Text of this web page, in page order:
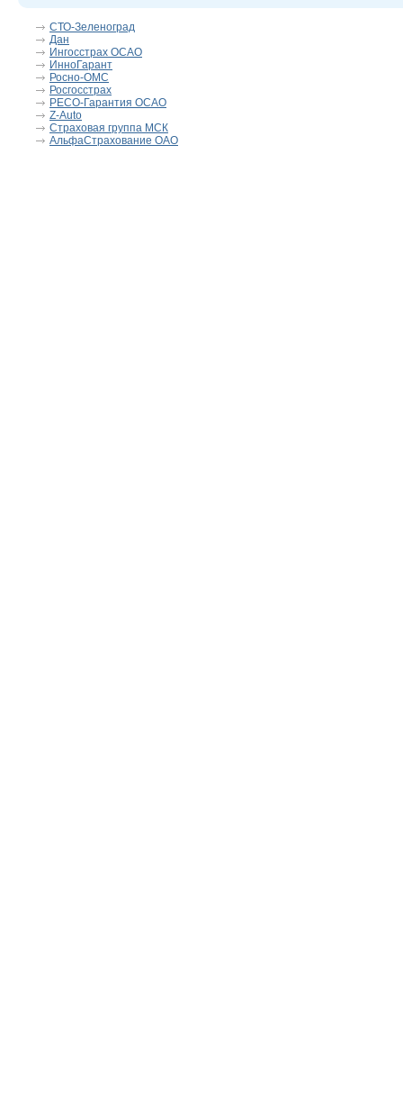
СТО-Зеленоград
Дан
Ингосстрах ОСАО
ИнноГарант
Росно-ОМС
Росгосстрах
РЕСО-Гарантия ОСАО
Z-Auto
Страховая группа МСК
АльфаСтрахование ОАО